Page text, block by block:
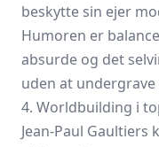
beskytte sin ejer
Humoren er
absurde og det
uden at
4. Worldbuilding i
Jean-Paul Gaultiers